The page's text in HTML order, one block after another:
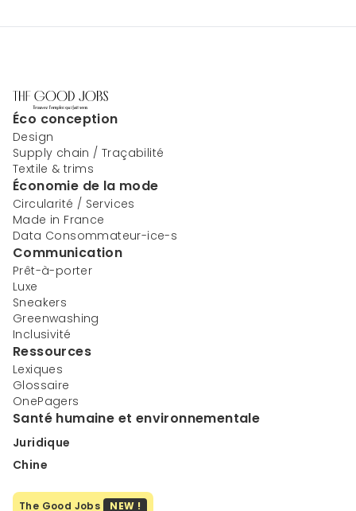
Éco conception
Design
Supply chain / Traçabilité
Textile & trims
Économie de la mode
Circularité / Services
Made in France
Data Consommateur-ice-s
Communication
Prêt-à-porter
Luxe
Sneakers
Greenwashing
Inclusivité
Ressources
Lexiques
Glossaire
OnePagers
Santé humaine et environnementale
Juridique
Chine
The Good Jobs NEW !